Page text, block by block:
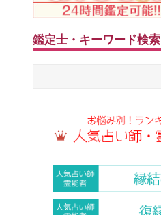
鑑定士・キーワード検索